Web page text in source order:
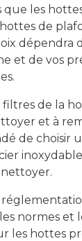
que les
de
dépendra
et de vos
filtres de la
et à
de choisir
normes et
les hottes